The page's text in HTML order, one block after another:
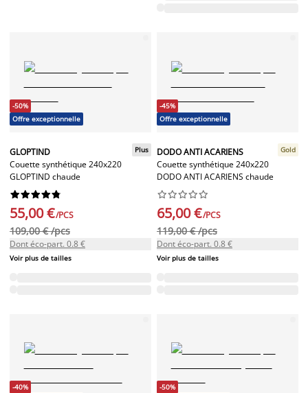
-50%
Offre exceptionnelle
GLOPTIND
Couette synthétique 240x220
GLOPTIND chaude
Plus






55,00 €/PCS
109,00 € /pcs
Dont éco-part. 0.8 €
Voir plus de tailles
-45%
Offre exceptionnelle
DODO ANTI ACARIENS
Couette synthétique 240x220
DODO ANTI ACARIENS chaude
Gold






65,00 €/PCS
119,00 € /pcs
Dont éco-part. 0.8 €
Voir plus de tailles
-40%
-50%